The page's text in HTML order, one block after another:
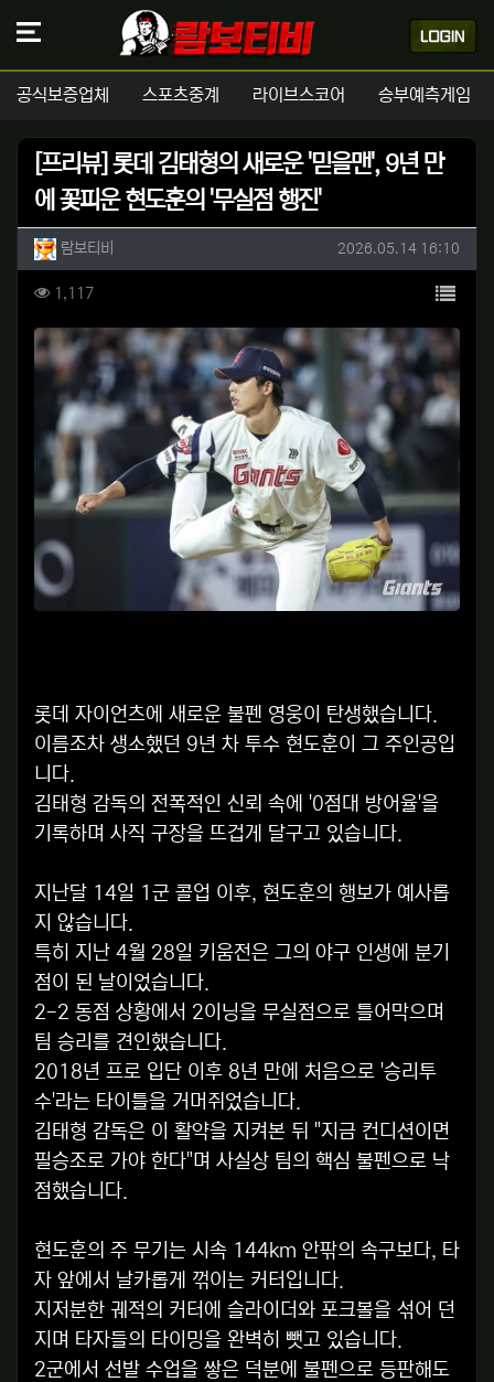
공식보증업체 스포츠중계 라이브스코어 승부예측게임
[프리뷰] 롯데 김태형의 새로운 '믿을맨', 9년 만
에 꽃피운 현도훈의 '무실점 행진'
작성자 정보
람보티비 작성일
2026.05.14 16:10
컨텐츠 정보
1,117조회 목록
본문
롯데 자이언츠에 새로운 불펜 영웅이 탄생했습니다.
이름조차 생소했던 9년 차 투수 현도훈이 그 주인공입
니다.
김태형 감독의 전폭적인 신뢰 속에 '0점대 방어율'을
기록하며 사직 구장을 뜨겁게 달구고 있습니다.
지난달 14일 1군 콜업 이후, 현도훈의 행보가 예사롭
지 않습니다.
특히 지난 4월 28일 키움전은 그의 야구 인생에 분기
점이 된 날이었습니다.
2-2 동점 상황에서 2이닝을 무실점으로 틀어막으며
팀 승리를 견인했습니다.
2018년 프로 입단 이후 8년 만에 처음으로 '승리투
수'라는 타이틀을 거머쥐었습니다.
김태형 감독은 이 활약을 지켜본 뒤 "지금 컨디션이면
필승조로 가야 한다"며 사실상 팀의 핵심 불펜으로 낙
점했습니다.
현도훈의 주 무기는 시속 144km 안팎의 속구보다, 타
자 앞에서 날카롭게 꺾이는 커터입니다.
지저분한 궤적의 커터에 슬라이더와 포크볼을 섞어 던
지며 타자들의 타이밍을 완벽히 뺏고 있습니다.
2군에서 선발 수업을 쌓은 덕분에 불펜으로 등판해도